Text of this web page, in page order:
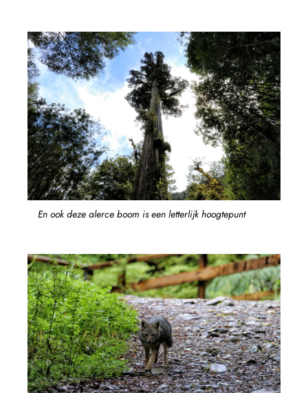
En ook deze alerce boom is een letterlijk hoogtepunt